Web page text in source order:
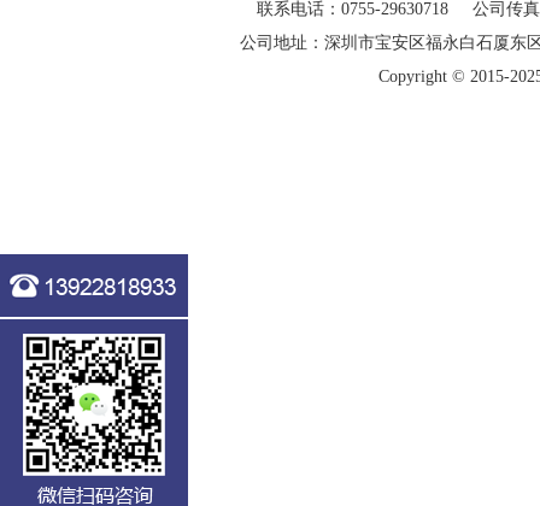
联系电话：0755-29630718 公司传
公司地址：深圳市宝安区福永白石厦
Copyright © 2015-